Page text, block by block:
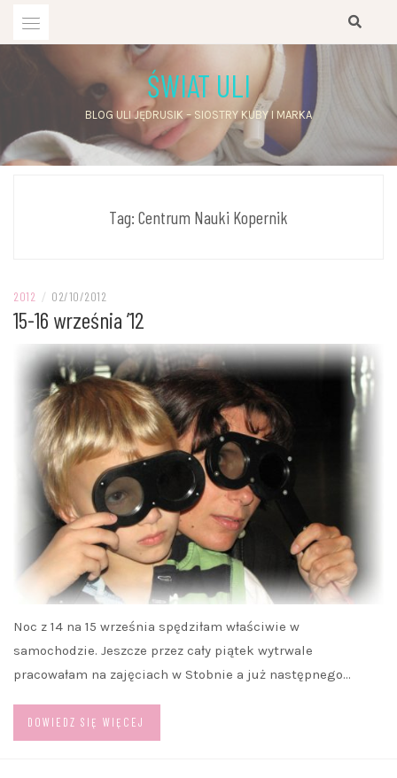
ŚWIAT ULI
BLOG ULI JĘDRUSIK – SIOSTRY KUBY I MARKA
Tag: Centrum Nauki Kopernik
2012 / 02/10/2012
15-16 września ’12
Noc z 14 na 15 września spędziłam właściwie w
samochodzie. Jeszcze przez cały piątek wytrwale
pracowałam na zajęciach w Stobnie a już następnego…
DOWIEDZ SIĘ WIĘCEJ